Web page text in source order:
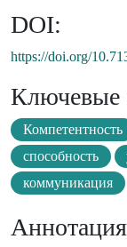
DOI:
https://doi.org/
Ключевые
Компетентность
способность
коммуникация
Аннотация